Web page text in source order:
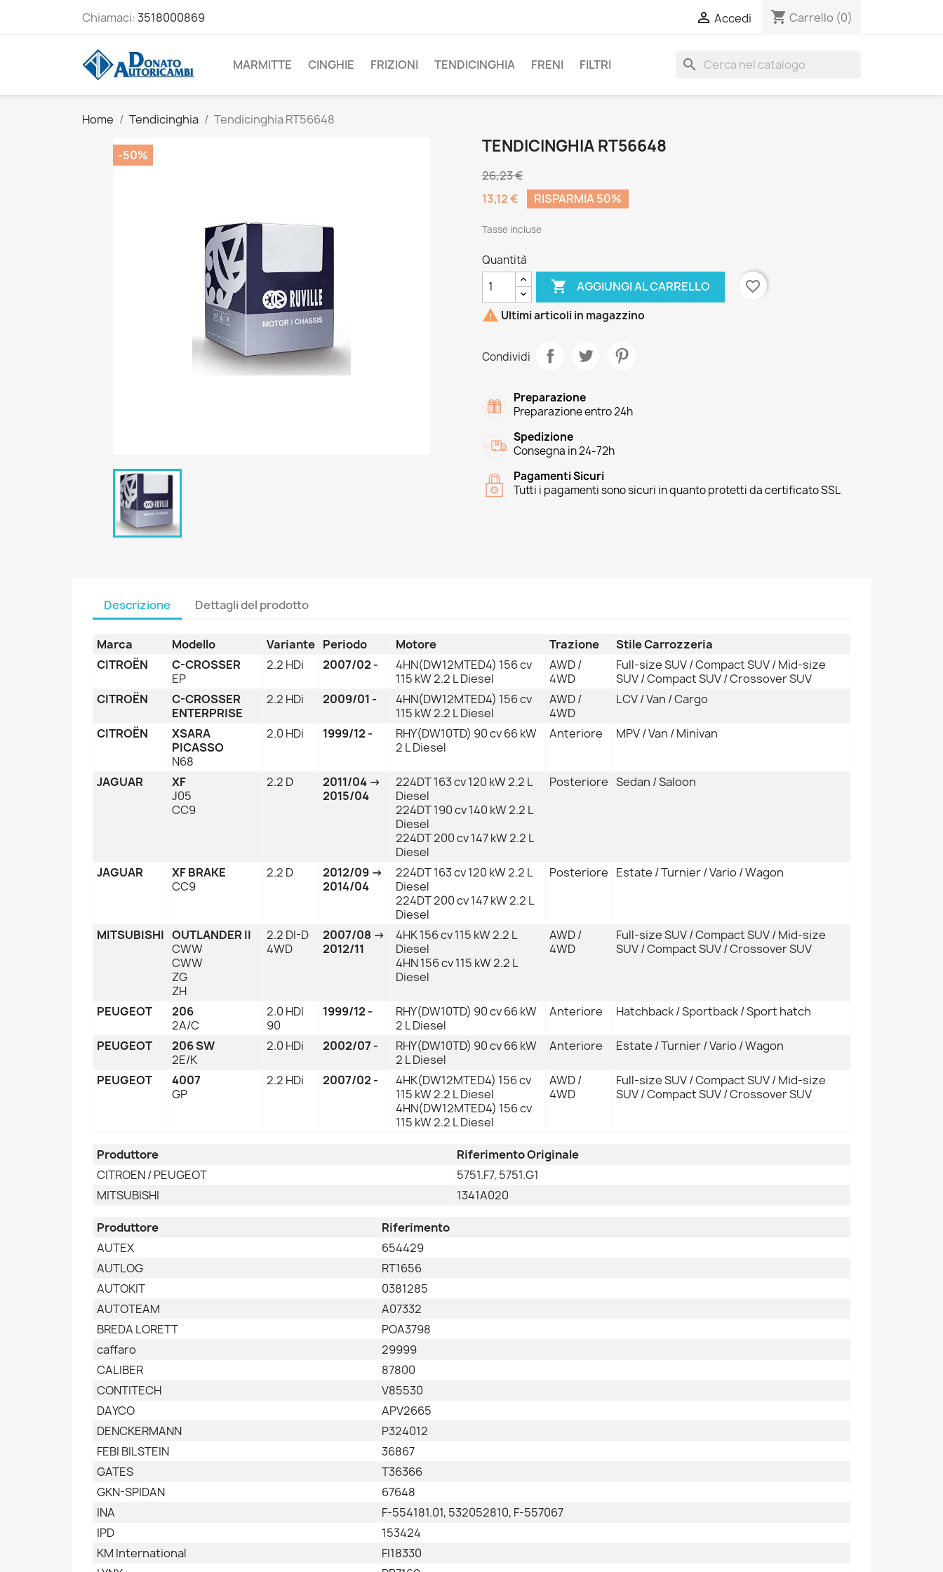
Chiamaci:3518000869  Accedi shopping_cart Carrello (0)
MARMITTE CINGHIE FRIZIONI TENDICINGHIA FRENI FILTRI search
Home Tendicinghia Tendicinghia RT56648
-50% TENDICINGHIA RT56648
26,23 €
13,12 €
RISPARMIA 50%
Tasse incluse
Quantità
 AGGIUNGI AL CARRELLO
favorite_border
 Ultimi articoli in magazzino
Condividi
Preparazione
Preparazione entro 24h
Spedizione
Consegna in 24-72h
Pagamenti Sicuri
Tutti i pagamenti sono sicuri in quanto protetti da certificato SSL
Descrizione Dettagli del prodotto
Marca Modello Variante Periodo Motore Trazione
Stile Carrozzeria
CITROËN
C-CROSSER
EP
2.2 HDi 2007/02 -
4HN(DW12MTED4) 156 cv
115 kW 2.2 L Diesel
AWD /
4WD
Full-size SUV / Compact SUV / Mid-size
SUV / Compact SUV / Crossover SUV
CITROËN
C-CROSSER
ENTERPRISE
2.2 HDi 2009/01 -
4HN(DW12MTED4) 156 cv
115 kW 2.2 L Diesel
AWD /
4WD
LCV / Van / Cargo
CITROËN
XSARA
PICASSO
N68
2.0 HDi 1999/12 -
RHY(DW10TD) 90 cv 66 kW
2 L Diesel
Anteriore MPV / Van / Minivan
JAGUAR
XF
J05
CC9
2.2 D
2011/04 →
2015/04
224DT 163 cv 120 kW 2.2 L
Diesel
224DT 190 cv 140 kW 2.2 L
Diesel
224DT 200 cv 147 kW 2.2 L
Diesel
Posteriore Sedan / Saloon
JAGUAR
XF BRAKE
CC9
2.2 D
2012/09 →
2014/04
224DT 163 cv 120 kW 2.2 L
Diesel
224DT 200 cv 147 kW 2.2 L
Diesel
Posteriore Estate / Turnier / Vario / Wagon
MITSUBISHI OUTLANDER II
CWW
CWW
ZG
ZH
2.2 DI-D
4WD
2007/08 →
2012/11
4HK 156 cv 115 kW 2.2 L
Diesel
4HN 156 cv 115 kW 2.2 L
Diesel
AWD /
4WD
Full-size SUV / Compact SUV / Mid-size
SUV / Compact SUV / Crossover SUV
PEUGEOT
206
2A/C
2.0 HDI
90
1999/12 -
RHY(DW10TD) 90 cv 66 kW
2 L Diesel
Anteriore Hatchback / Sportback / Sport hatch
PEUGEOT
206 SW
2E/K
2.0 HDi 2002/07 -
RHY(DW10TD) 90 cv 66 kW
2 L Diesel
Anteriore Estate / Turnier / Vario / Wagon
PEUGEOT
4007
GP
2.2 HDi 2007/02 -
4HK(DW12MTED4) 156 cv
115 kW 2.2 L Diesel
4HN(DW12MTED4) 156 cv
115 kW 2.2 L Diesel
AWD /
4WD
Full-size SUV / Compact SUV / Mid-size
SUV / Compact SUV / Crossover SUV
Produttore
Riferimento Originale
CITROEN / PEUGEOT
5751.F7, 5751.G1
MITSUBISHI
1341A020
Produttore
Riferimento
AUTEX
654429
AUTLOG
RT1656
AUTOKIT
0381285
AUTOTEAM
A07332
BREDA LORETT
POA3798
caffaro
29999
CALIBER
87800
CONTITECH
V85530
DAYCO
APV2665
DENCKERMANN
P324012
FEBI BILSTEIN
36867
GATES
T36366
GKN-SPIDAN
67648
INA
F-554181.01, 532052810, F-557067
IPD
153424
KM International
FI18330